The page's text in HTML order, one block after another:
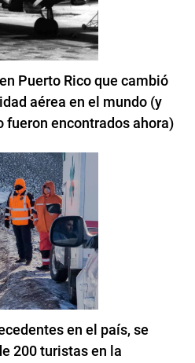
Puerto Rico que cambió
aérea en el mundo (y
fueron encontrados ahora)
en el país, se
200 turistas en la